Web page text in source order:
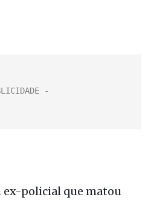
policial que matou